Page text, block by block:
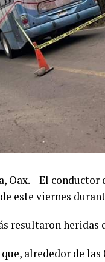
Oax. – El
este viernes
resultaron heridas
alrededor de